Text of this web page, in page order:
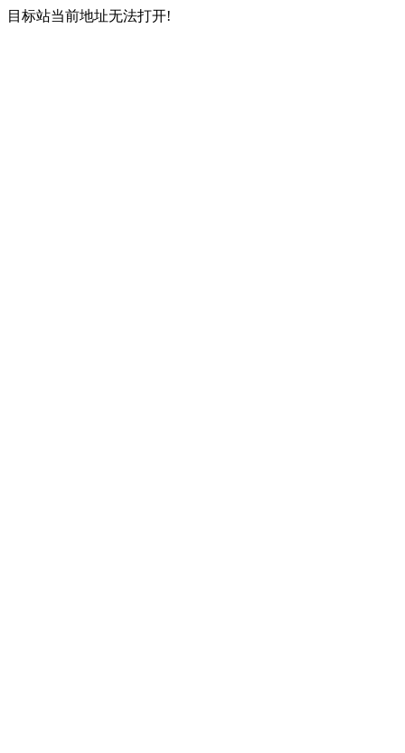
目标站当前地址无法打开!